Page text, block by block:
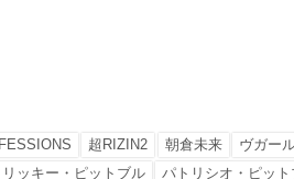
超RIZIN2 朝倉未来
ヴガー
ッキー・ピットブル パトリシオ・ピット